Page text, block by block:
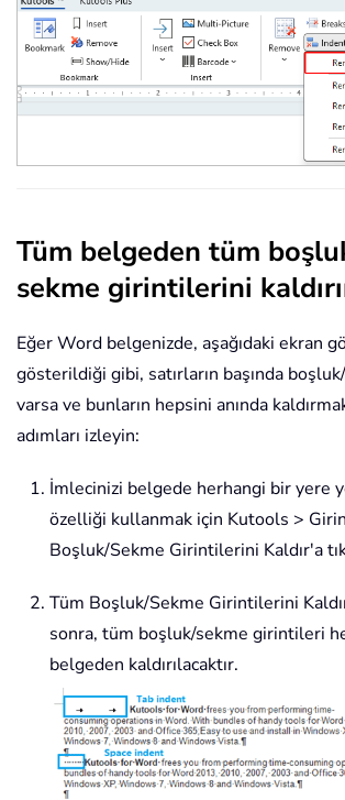
Tüm belgeden tüm
sekme girintilerini
Eğer Word belgenizde, aşağıdaki ekran
gösterildiği gibi, satırların başında
varsa ve bunların hepsini anında
adımları izleyin:
İmlecinizi belgede herhangi bir yere
özelliği kullanmak için Kutools >
Boşluk/Sekme Girintilerini Kaldır'a
Tüm Boşluk/Sekme Girintilerini
sonra, tüm boşluk/sekme girintileri
belgeden kaldırılacaktır.